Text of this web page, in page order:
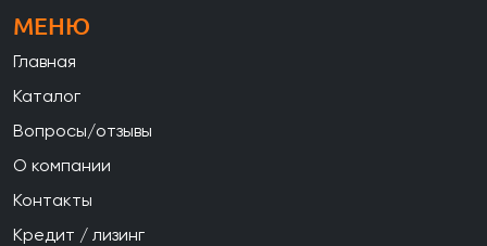
МЕНЮ
Главная
Каталог
Вопросы/отзывы
О компании
Контакты
Кредит / лизинг